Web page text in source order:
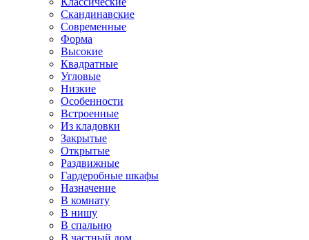
Скандинавские
Современные
Форма
Высокие
Квадратные
Угловые
Низкие
Особенности
Встроенные
Из кладовки
Закрытые
Открытые
Раздвижные
Гардеробные шкафы
Назначение
В комнату
В нишу
В спальню
В частный дом